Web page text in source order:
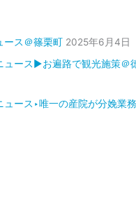
ース＠篠栗町 2025年6月4日
ュース▶お遍路で観光施策＠
ュース‣唯一の産院が分娩業